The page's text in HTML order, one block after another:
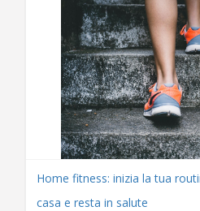
Home fitness: inizia la tua
casa e resta in salute